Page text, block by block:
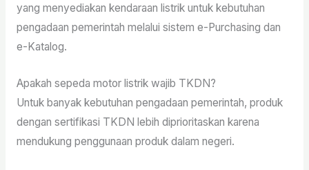
yang menyediakan kendaraan listrik untuk kebutuhan
pengadaan pemerintah melalui sistem e-Purchasing dan
e-Katalog.
Apakah sepeda motor listrik wajib TKDN?
Untuk banyak kebutuhan pengadaan pemerintah, produk
dengan sertifikasi TKDN lebih diprioritaskan karena
mendukung penggunaan produk dalam negeri.